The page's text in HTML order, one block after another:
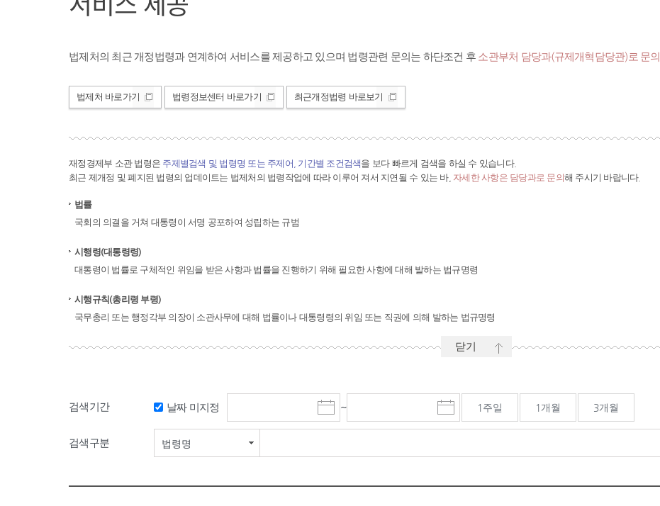
법제처의 최근 개정법령과 연계하여 서비스를 제공하고 있으며 법령관련 문의는 하단조건 후 소관부처 담당과(규제개혁담당관)로 문의
법제처 바로가기 법령정보센터 바로가기 최근개정법령 바로보기
재정경제부 소관 법령은 주제별검색 및 법령명 또는 주제어, 기간별 조건검색을 보다 빠르게 검색을 하실 수 있습니다.
최근 제개정 및 폐지된 법령의 업데이트는 법제처의 법령작업에 따라 이루어 져서 지연될 수 있는 바, 자세한 사항은 담당과로 문의해 주시기 바랍니다.
법률
국회의 의결을 거쳐 대통령이 서명 공포하여 성립하는 규범
시행령(대통령령)
대통령이 법률로 구체적인 위임을 받은 사항과 법률을 진행하기 위해 필요한 사항에 대해 발하는 법규명령
시행규칙(총리령 부령)
국무총리 또는 행정각부 의장이 소관사무에 대해 법률이나 대통령령의 위임 또는 직권에 의해 발하는 법규명령
닫기
검색기간 날짜 미지정
시
작
~
마
감
1주일 1개월 3개월
검색구분 법령명